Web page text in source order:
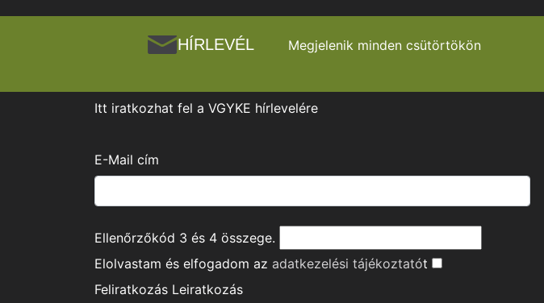
HÍRLEVÉL Megjelenik minden csütörtökön
Itt iratkozhat fel a VGYKE hírlevelére
E-Mail cím
Ellenőrzőkód 3 és 4 összege.
Elolvastam és elfogadom az adatkezelési tájékoztatót
Feliratkozás Leiratkozás